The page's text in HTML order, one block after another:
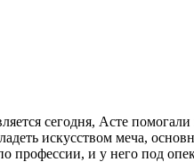
сегодня, Асте
искусством меча,
профессии, и у него под